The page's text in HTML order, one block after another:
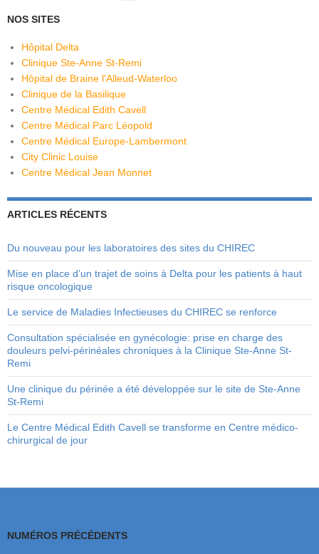
NOS SITES
Hôpital Delta
Clinique Ste-Anne St-Remi
Hôpital de Braine l'Alleud-Waterloo
Clinique de la Basilique
Centre Médical Edith Cavell
Centre Médical Parc Léopold
Centre Médical Europe-Lambermont
City Clinic Louise
Centre Médical Jean Monnet
ARTICLES RÉCENTS
Du nouveau pour les laboratoires des sites du CHIREC
Mise en place d’un trajet de soins à Delta pour les patients à haut
risque oncologique
Le service de Maladies Infectieuses du CHIREC se renforce
Consultation spécialisée en gynécologie: prise en charge des
douleurs pelvi-périnéales chroniques à la Clinique Ste-Anne St-
Remi
Une clinique du périnée a été développée sur le site de Ste-Anne
St-Remi
Le Centre Médical Edith Cavell se transforme en Centre médico-
chirurgical de jour
NUMÉROS PRÉCÉDENTS